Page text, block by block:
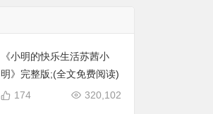
《小明的快乐生活苏茜小
明》完整版;(全文免费阅读)
320,102
174